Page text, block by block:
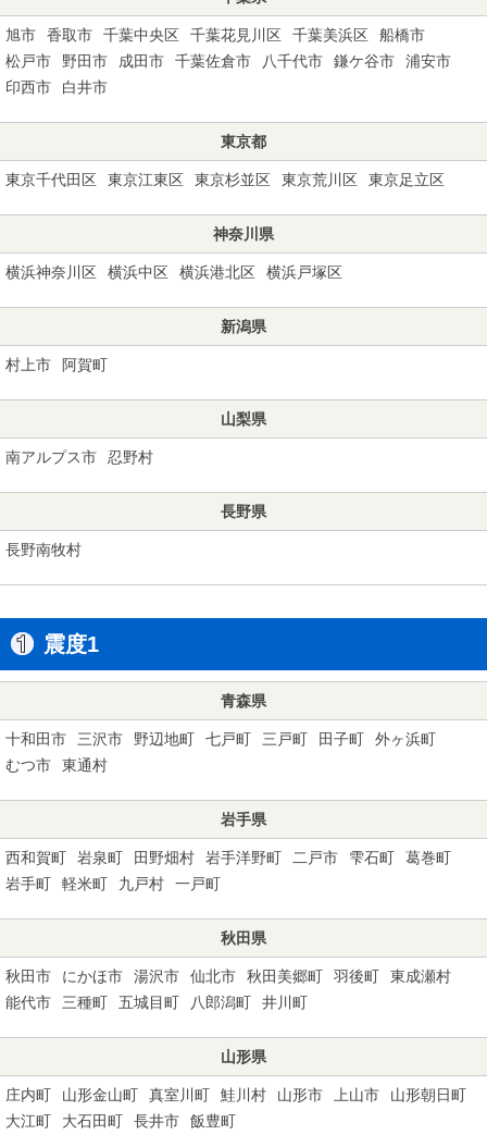
旭市 香取市 千葉中央区 千葉花見川区 千葉美浜区
船橋市
松戸市
野田市 成田市 千葉佐倉市 八千代市 鎌ケ谷市
浦安市
印西市
白井市
東京都
東京千代田区 東京江東区 東京杉並区 東京荒川区 東京足立区
神奈川県
横浜神奈川区 横浜中区 横浜港北区 横浜戸塚区
新潟県
村上市 阿賀町
山梨県
南アルプス市 忍野村
長野県
長野南牧村
震度1
青森県
十和田市 三沢市 野辺地町 七戸町 三戸町 田子町
外ヶ浜町
むつ市
東通村
岩手県
西和賀町 岩泉町 田野畑村 岩手洋野町 二戸市 雫石町
葛巻町
岩手町
軽米町 九戸村 一戸町
秋田県
秋田市 にかほ市 湯沢市 仙北市 秋田美郷町 羽後町
東成瀬村
能代市
三種町 五城目町 八郎潟町 井川町
山形県
庄内町 山形金山町 真室川町 鮭川村 山形市 上山市
山形朝日町
大江町
大石田町 長井市 飯豊町